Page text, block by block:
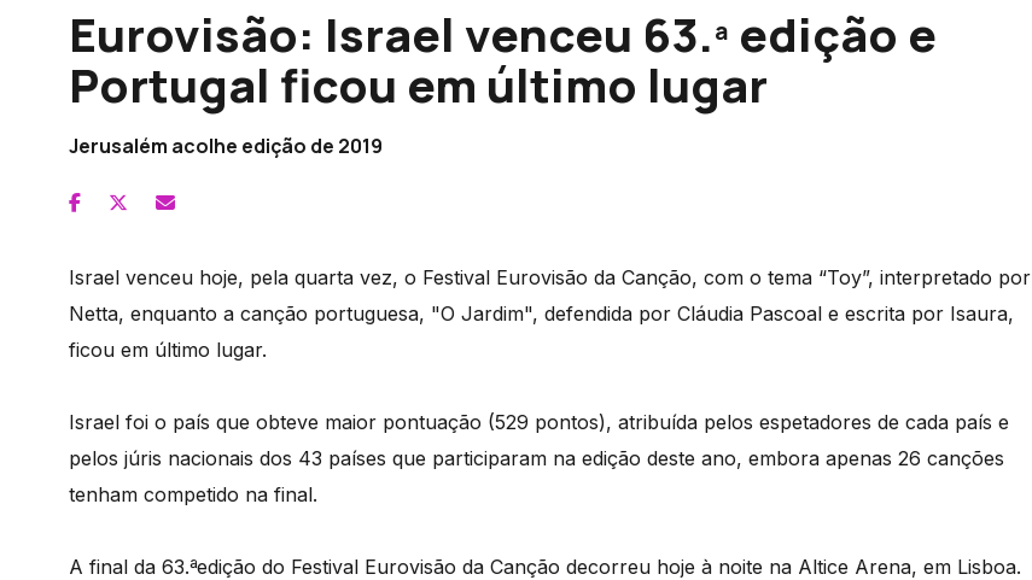
Eurovisão: Israel venceu 63.ª edição e
Portugal ficou em último lugar
Jerusalém acolhe edição de 2019
Israel venceu hoje, pela quarta vez, o Festival Eurovisão da Canção, com o tema “Toy”, interpretado por
Netta, enquanto a canção portuguesa, "O Jardim", defendida por Cláudia Pascoal e escrita por Isaura,
ficou em último lugar.
Israel foi o país que obteve maior pontuação (529 pontos), atribuída pelos espetadores de cada país e
pelos júris nacionais dos 43 países que participaram na edição deste ano, embora apenas 26 canções
tenham competido na final.
A final da 63.ªedição do Festival Eurovisão da Canção decorreu hoje à noite na Altice Arena, em Lisboa.